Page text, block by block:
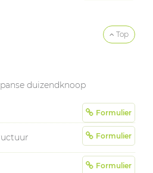
duizendknoop
Formulier
Formulier
Formulier
Top